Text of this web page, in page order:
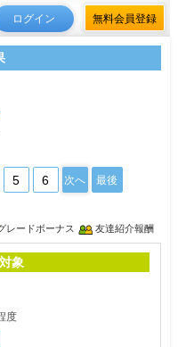
ログイン 無料会員登録
5 6 次へ 最後
レードボーナス 友達紹介報酬
象
度